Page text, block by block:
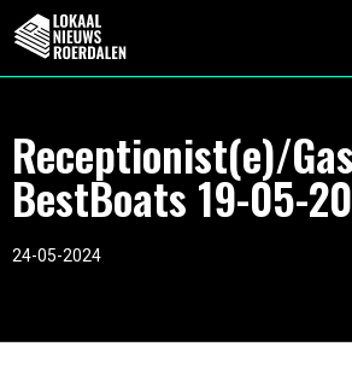
Receptionist(e)/
BestBoats 19-05-
24-05-2024